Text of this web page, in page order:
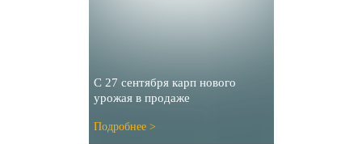
С 27 сентября карп нового
урожая в продаже
Подробнее >